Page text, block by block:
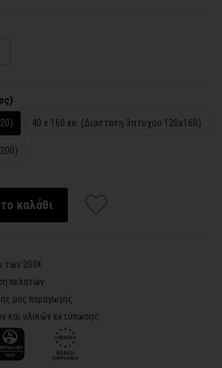
40 x 160 εκ. (Διάσταση 3πτυχου 120x160)
καλάθι
των 200€
πελατών
μας παραγωγής
και υλικών εκτύπωσης: